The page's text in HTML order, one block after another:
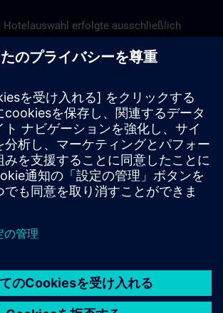
Hotelauswahl erfolgte ausschließlich
zum
nicht um Siemens-
daher können wir für die Qualität der
übernehmen.
Sie schriftlich.